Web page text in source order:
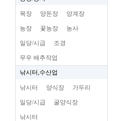
목장 양돈장 양계장
농장 꽃농장 농사
일당/시급 조경
무우 배추작업
낚시터,수산업
낚시터 양식장 가두리
일당/시급 굴양식장
낚시터